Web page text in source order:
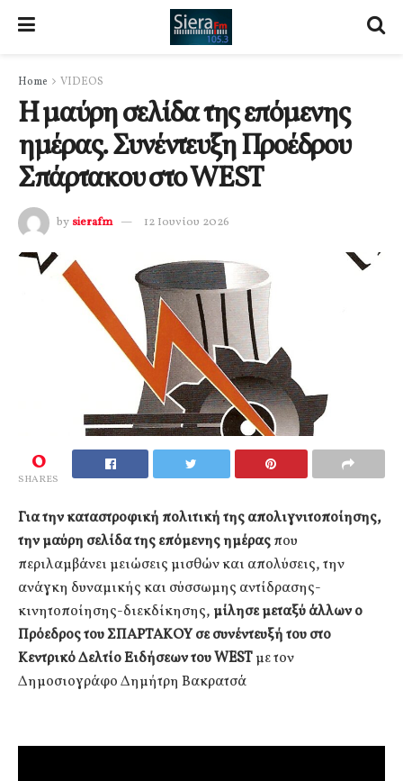
Home VIDEOS
Η μαύρη σελίδα της επόμενης
ημέρας. Συνέντευξη Προέδρου
Σπάρτακου στο WEST
by sierafm 12 Ιουνίου 2026
0
SHARES
Για την καταστροφική πολιτική της απολιγνιτοποίησης,
την μαύρη σελίδα της επόμενης ημέραςπου
περιλαμβάνει μειώσεις μισθών και απολύσεις, την
ανάγκη δυναμικής και σύσσωμης αντίδρασης-
κινητοποίησης-διεκδίκησης, μίλησε μεταξύ άλλων ο
Πρόεδρος του ΣΠΑΡΤΑΚΟΥ σε συνέντευξή του στο
Κεντρικό Δελτίο Ειδήσεων του WESTμε τον
Δημοσιογράφο Δημήτρη Βακρατσά